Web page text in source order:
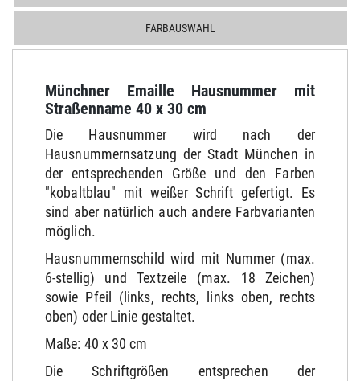
FARBAUSWAHL
Münchner Emaille Hausnummer mit
Straßenname 40 x 30 cm
Die Hausnummer wird nach der
Hausnummernsatzung der Stadt München in
der entsprechenden Größe und den Farben
"kobaltblau" mit weißer Schrift gefertigt. Es
sind aber natürlich auch andere Farbvarianten
möglich.
Hausnummernschild wird mit Nummer (max.
6-stellig) und Textzeile (max. 18 Zeichen)
sowie Pfeil (links, rechts, links oben, rechts
oben) oder Linie gestaltet.
Maße: 40 x 30 cm
Die Schriftgrößen entsprechen der